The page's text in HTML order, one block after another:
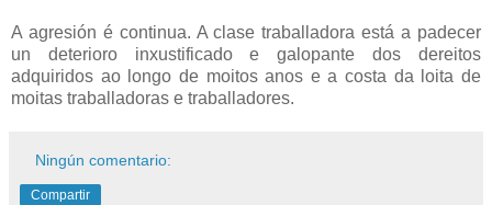
A agresión é continua. A clase traballadora está a padecer
un deterioro inxustificado e galopante dos dereitos
adquiridos ao longo de moitos anos e a costa da loita de
moitas traballadoras e traballadores.
Ningún comentario:
Compartir